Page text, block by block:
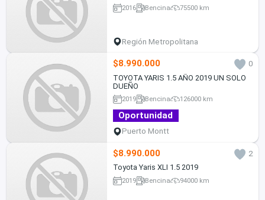
2016 Bencina 75500 km
Región Metropolitana
$8.990.000
0
TOYOTA YARIS 1.5 AÑO 2019 UN SOLO
DUEÑO
2019 Bencina 126000 km
Oportunidad
Puerto Montt
$8.990.000
2
Toyota Yaris XLI 1.5 2019
2019 Bencina 94000 km